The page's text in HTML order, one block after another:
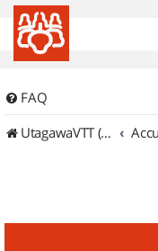
FAQ
UtagawaVTT (Randos VTT et VTTAE avec traces GPS)